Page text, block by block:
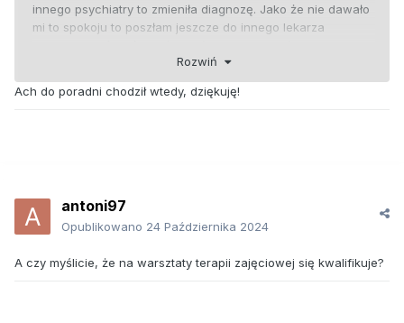
innego psychiatry to zmieniła diagnozę. Jako że nie dawało
mi to spokoju to poszłam jeszcze do innego lekarza
upośledzenia. Ale to też nie było tak że lekarz powiedział i
cyk. Musieliśmy robić testy itp.
Zapewne tak że był diagnozowany i leczony jako dziecko
Rozwiń
Ach do poradni chodził wtedy, dziękuję!
antoni97
Opublikowano 24 Października 2024
A czy myślicie, że na warsztaty terapii zajęciowej się kwalifikuje?